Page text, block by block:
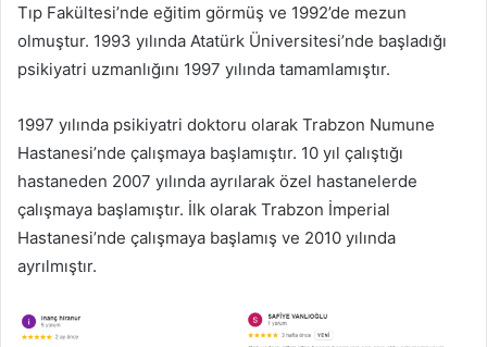
Tıp Fakültesi’nde eğitim görmüş ve 1992’de mezun
olmuştur. 1993 yılında Atatürk Üniversitesi’nde başladığı
psikiyatri uzmanlığını 1997 yılında tamamlamıştır.
1997 yılında psikiyatri doktoru olarak Trabzon Numune
Hastanesi’nde çalışmaya başlamıştır. 10 yıl çalıştığı
hastaneden 2007 yılında ayrılarak özel hastanelerde
çalışmaya başlamıştır. İlk olarak Trabzon İmperial
Hastanesi’nde çalışmaya başlamış ve 2010 yılında
ayrılmıştır.